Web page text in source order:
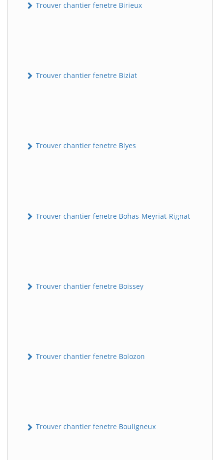
Trouver chantier fenetre Birieux
Trouver chantier fenetre Biziat
Trouver chantier fenetre Blyes
Trouver chantier fenetre Bohas-Meyriat-Rignat
Trouver chantier fenetre Boissey
Trouver chantier fenetre Bolozon
Trouver chantier fenetre Bouligneux